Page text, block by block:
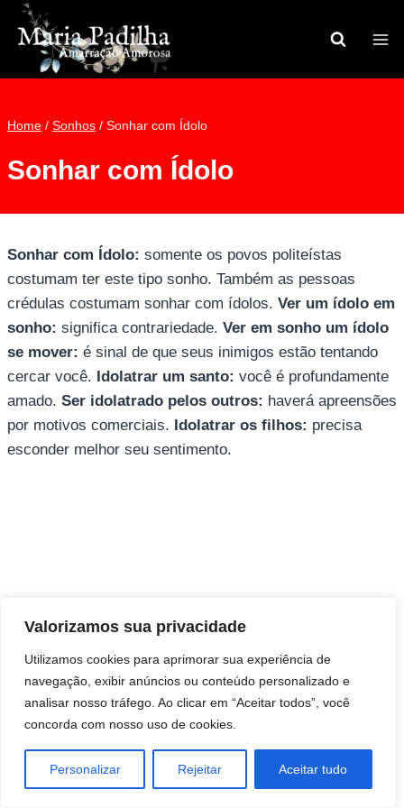
Valorizamos sua privacidade
Utilizamos cookies para aprimorar sua experiência de
navegação, exibir anúncios ou conteúdo personalizado e
analisar nosso tráfego. Ao clicar em “Aceitar todos”, você
concorda com nosso uso de cookies.
Personalizar Rejeitar Aceitar tudo
Pular
para
Conteúdo
Home / Sonhos / Sonhar com Ídolo
Sonhar com Ídolo
Sonhar com Ídolo: somente os povos politeístas
costumam ter este tipo sonho. Também as pessoas
crédulas costumam sonhar com ídolos. Ver um ídolo em
sonho: significa contrariedade. Ver em sonho um ídolo
se mover: é sinal de que seus inimigos estão tentando
cercar você. Idolatrar um santo: você é profundamente
amado. Ser idolatrado pelos outros: haverá apreensões
por motivos comerciais. Idolatrar os filhos: precisa
esconder melhor seu sentimento.
Consultas e trabalhos espirituais
Brasil - Santa Catarina - São José